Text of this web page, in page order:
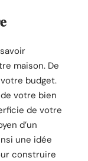
maison. De
budget.
votre bien
de votre
d’un
une idée
construire